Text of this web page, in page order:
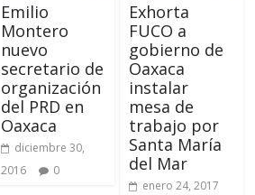
Emilio
Montero
nuevo
secretario de
organización
del PRD en
Oaxaca
diciembre 30,
2016
0
Exhorta
FUCO a
gobierno de
Oaxaca
instalar
mesa de
trabajo por
Santa María
del Mar
enero 24, 2017